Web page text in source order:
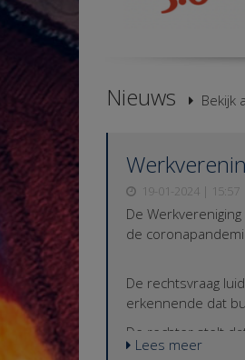
Nieuws Bekijk
19-01-2024 | 15:57
De
de
De rechtsvraag
erkennende dat
De rechter stelt
anders geregeld.
Lees meer